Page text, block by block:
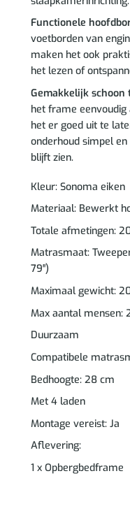
Functionele
voetborden van
maken het ook
het lezen of
Gemakkelijk schoon
het frame
het er goed uit te
onderhoud simpel
blijft zien.
Kleur: Sonoma eiken
Materiaal: Bewerkt
Totale afmetingen:
Matrasmaat:
79″)
Maximaal gewicht:
Max aantal mensen:
Duurzaam
Compatibele
Bedhoogte: 28 cm
Met 4 laden
Montage vereist: Ja
Aflevering:
1 x Opbergbedframe